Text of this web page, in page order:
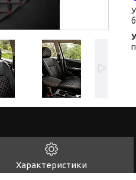
Характеристики